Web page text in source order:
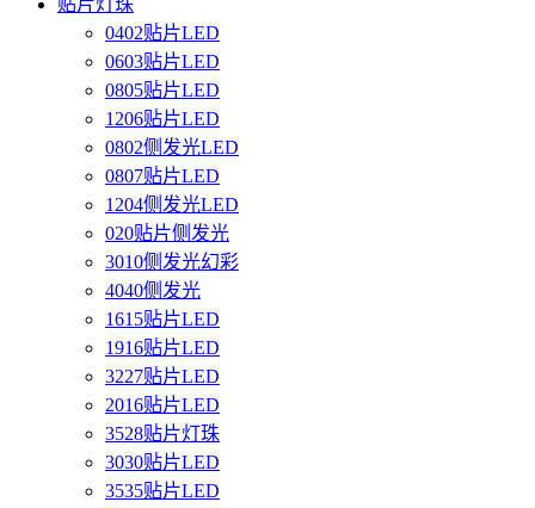
贴片灯珠
0402贴片LED
0603贴片LED
0805贴片LED
1206贴片LED
0802侧发光LED
0807贴片LED
1204侧发光LED
020贴片侧发光
3010侧发光幻彩
4040侧发光
1615贴片LED
1916贴片LED
3227贴片LED
2016贴片LED
3528贴片灯珠
3030贴片LED
3535贴片LED